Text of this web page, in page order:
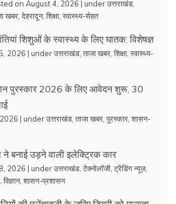
on August 4, 2026 | underउत्तराखंड
खबर देहरादून, शिक्षा स्वास्थ्य-सेहत
शिशुओं के स्वास्थ्य के लिए घातक: विशेषज्ञ
2026 | underउत्तराखंड ताजा खबर शिक्षा स्वास्थ्य-
पुरस्कार 2026 के लिए आवेदन शुरू, 30
| underउत्तराखंड ताजा खबर पुरस्कार शासन-
ने बनाई उड़ने वाली इलेक्ट्रिक कार
2026 | underउत्तराखंड टेक्नोलॉजी ट्रेंडिंग न्यूज़,
विज्ञान, शासन-प्रशासन